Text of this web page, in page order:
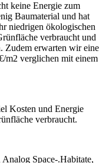
keine Energie zum
Baumaterial und hat
niedrigen ökologischen
verbraucht und
Zudem erwarten wir eine
m2 verglichen mit einem
Kosten und Energie
verbraucht.
Space-.Habitate,